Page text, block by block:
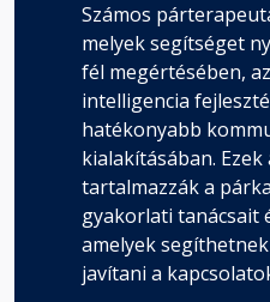
Számos
melyek segítséget
fél megértésében,
intelligencia
hatékonyabb
kialakításában.
tartalmazzák a
gyakorlati tanácsait
amelyek
javítani a